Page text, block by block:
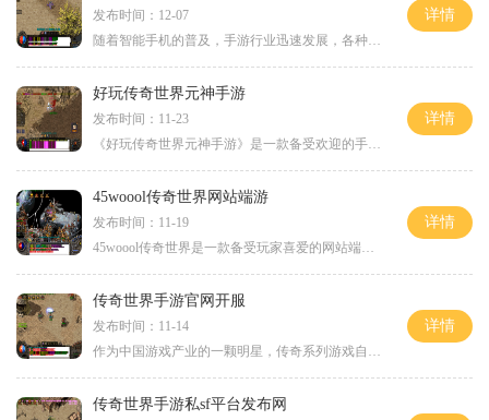
发布时间：12-07
随着智能手机的普及，手游行业迅速发展，各种类型的游戏层出不穷，然而其中最变态的传奇世界手游无疑是万众瞩目的。传奇世界手游是网易公司推出的一款经典游戏的手游版，游戏
详情
好玩传奇世界元神手游
发布时间：11-23
《好玩传奇世界元神手游》是一款备受欢迎的手机游戏，吸引了无数玩家的关注和热爱。作为经典传奇世界游戏的续作，这款手游在保留了原汁原味的玩法基础上，加入了更多创新元素
详情
45woool传奇世界网站端游
发布时间：11-19
45woool传奇世界是一款备受玩家喜爱的网站端游。作为经典传奇世界的新一代续作，该游戏不仅继承了原版的精髓，还加入了许多创新的玩法，为玩家打造了一个丰富多样的游戏世界。现
详情
传奇世界手游官网开服
发布时间：11-14
作为中国游戏产业的一颗明星，传奇系列游戏自问世以来就备受玩家们的喜爱。传奇世界手游即将在官网开服，为广大玩家带来一个全新的游戏体验。传奇世界手游是一款由盛大游戏旗
详情
传奇世界手游私sf平台发布网